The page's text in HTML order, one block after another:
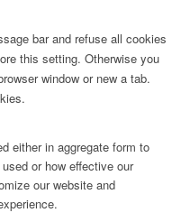
bar and refuse all cookies
this setting. Otherwise you
window or new a tab.
either in aggregate form to
or how effective our
our website and